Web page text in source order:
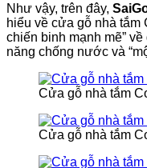
Như vậy, trên đây,
hiểu về cửa gỗ nhà tắm
chiến binh mạnh mẽ”
năng chống nước và
Cửa gỗ nhà tắm
Cửa gỗ nhà tắm